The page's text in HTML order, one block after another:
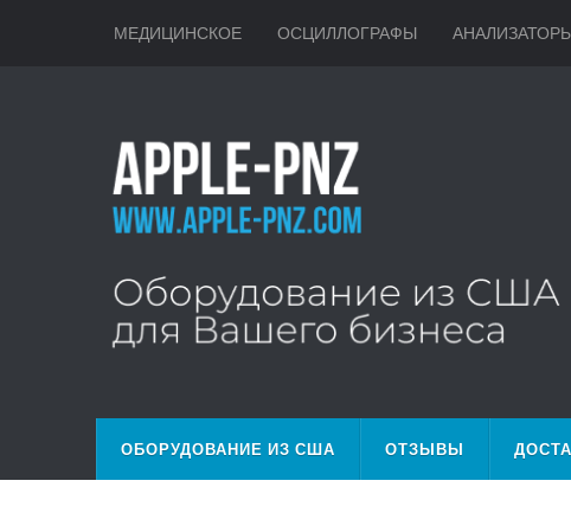
МЕДИЦИНСКОЕ ОСЦИЛЛОГРАФЫ
ОБОРУДОВАНИЕ ИЗ США ОТЗЫВЫ